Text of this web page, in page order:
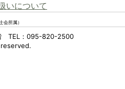
いについて
会所属）
TEL：095-820-2500